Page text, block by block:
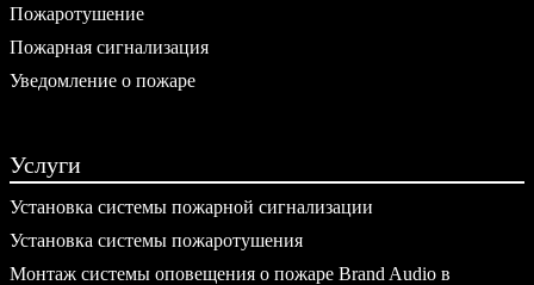
Пожаротушение
Пожарная сигнализация
Уведомление о пожаре
Услуги
Установка системы пожарной сигнализации
Установка системы пожаротушения
Монтаж системы оповещения о пожаре Brand Audio в